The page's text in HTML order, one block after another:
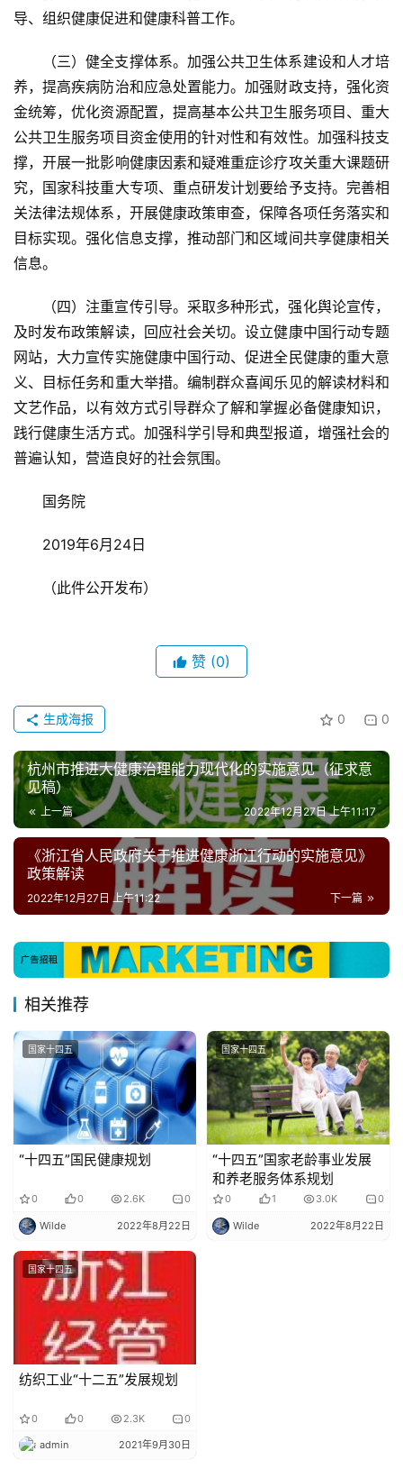
导、组织健康促进和健康科普工作。
（三）健全支撑体系。加强公共卫生体系建设和人才培
养，提高疾病防治和应急处置能力。加强财政支持，强化资
金统筹，优化资源配置，提高基本公共卫生服务项目、重大
公共卫生服务项目资金使用的针对性和有效性。加强科技支
撑，开展一批影响健康因素和疑难重症诊疗攻关重大课题研
究，国家科技重大专项、重点研发计划要给予支持。完善相
关法律法规体系，开展健康政策审查，保障各项任务落实和
目标实现。强化信息支撑，推动部门和区域间共享健康相关
信息。
（四）注重宣传引导。采取多种形式，强化舆论宣传，
及时发布政策解读，回应社会关切。设立健康中国行动专题
网站，大力宣传实施健康中国行动、促进全民健康的重大意
义、目标任务和重大举措。编制群众喜闻乐见的解读材料和
文艺作品，以有效方式引导群众了解和掌握必备健康知识，
践行健康生活方式。加强科学引导和典型报道，增强社会的
普遍认知，营造良好的社会氛围。
国务院
2019年6月24日
（此件公开发布）
赞 (0)
0 0
生成海报
杭州市推进大健康治理能力现代化的实施意见（征求意
见稿）
上一篇 2022年12月27日 上午11:17
《浙江省人民政府关于推进健康浙江行动的实施意见》
政策解读
下一篇
2022年12月27日 上午11:22
相关推荐
国家十四五
“十四五”国民健康规划
0 0 2.6K 0
Wilde 2022年8月22日
国家十四五
“十四五”国家老龄事业发展
和养老服务体系规划
0 1 3.0K 0
Wilde 2022年8月22日
国家十四五
纺织工业“十二五”发展规划
0 0 2.3K 0
admin 2021年9月30日